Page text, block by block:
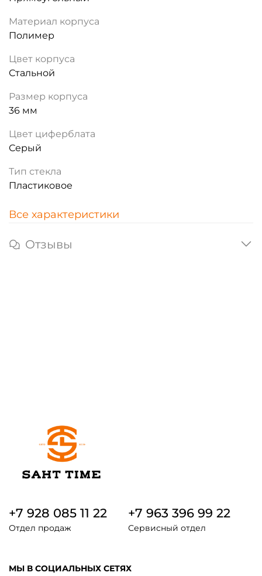
Материал корпуса
Полимер
Цвет корпуса
Стальной
Размер корпуса
36 мм
Цвет циферблата
Серый
Тип стекла
Пластиковое
Все характеристики
Отзывы
+7 928 085 11 22
Отдел продаж
+7 963 396 99 22
Сервисный отдел
МЫ В СОЦИАЛЬНЫХ СЕТЯХ